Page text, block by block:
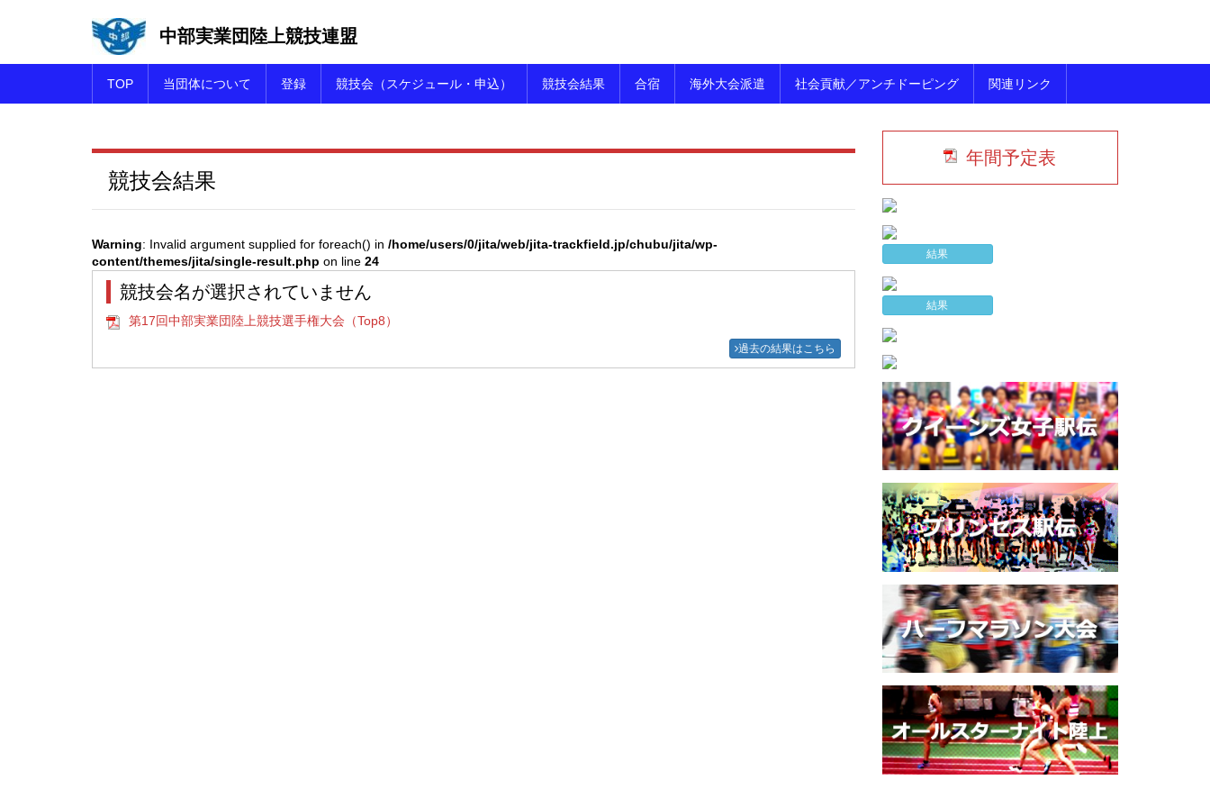
中部実業団陸上競技連盟
TOP 当団体について 登録 競技会（スケジュール・申込） 競技会結果 合宿 海外大会派遣 社会貢献／アンチドーピング 関連リンク
競技会結果
Warning: Invalid argument supplied for foreach() in /home/users/0/jita/web/jita-trackfield.jp/chubu/jita/wp-
content/themes/jita/single-result.php on line 24
競技会名が選択されていません
第17回中部実業団陸上競技選手権大会（Top8）
過去の結果はこちら
年間予定表
結果
結果